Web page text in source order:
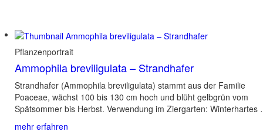
Pflanzenportrait
Ammophila breviligulata – Strandhafer
Strandhafer (Ammophila breviligulata) stammt aus der Familie
Poaceae, wächst 100 bis 130 cm hoch und blüht gelbgrün vom
Spätsommer bis Herbst. Verwendung im Ziergarten:
mehr erfahren